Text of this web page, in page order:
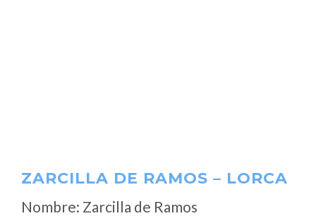
ZARCILLA DE RAMOS – LORCA
Nombre: Zarcilla de Ramos